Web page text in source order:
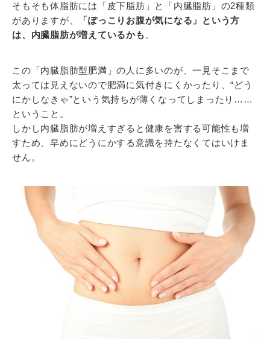
そもそも体脂肪には「皮下脂肪」と「内臓脂肪」の2種類
がありますが、
「ぽっこりお腹が気になる」という方
は、内臓脂肪が増えているかも 。
この「内臓脂肪型肥満」の人に多いのが、一見そこまで
太っては見えないので肥満に気付きにくかったり、“どう
にかしなきゃ”という気持ちが薄くなってしまったり……
ということ。
しかし内臓脂肪が増えすぎると健康を害する可能性も増
すため、早めにどうにかする意識を持たなくてはいけま
せん。